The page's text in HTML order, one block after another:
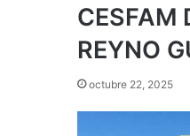
CESFAM
REYNO
octubre 22, 2025